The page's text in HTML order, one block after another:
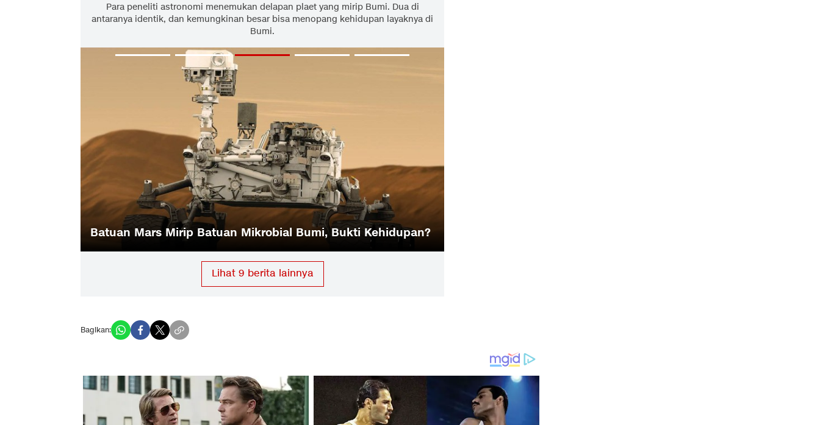
Para peneliti astronomi menemukan delapan plaet yang mirip Bumi. Dua di
antaranya identik, dan kemungkinan besar bisa menopang kehidupan layaknya di
Bumi.
Pemburu Kembaran Bumi sudah Temukan 1.004 Planet
Lihat 9 berita lainnya
Bagikan: